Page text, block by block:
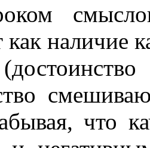
как наличие
что